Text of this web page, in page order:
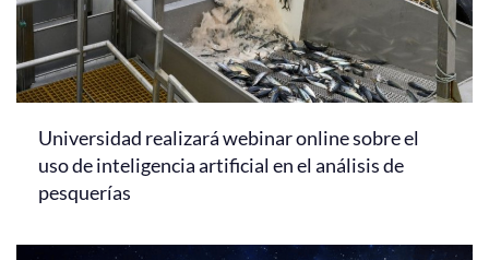
Universidad realizará webinar online sobre el
uso de inteligencia artificial en el análisis de
pesquerías